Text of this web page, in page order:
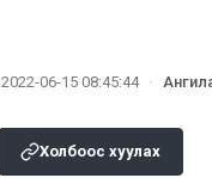
2022-06-15 08:45:44 ·
Холбоос хуулах